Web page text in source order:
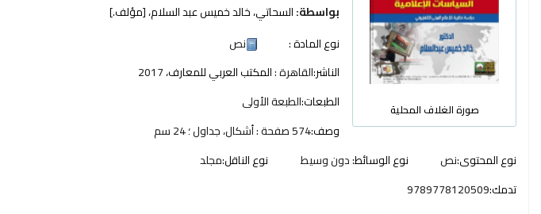
صورة الغلاف المحلية
بواسطة:السحاتي، خالد خميس عبد السلام،[مؤلف.]
نوع المادة :
نص
الناشر:القاهرة :المكتب العربي للمعارف،
الطبعات:الطبعة الأولى
وصف:574 صفحة : أشكال، جداول ؛ 24 سم
نوع المحتوى:نص نوع الوسائط:دون وسيط نوع الناقل:مجلد
تدمك:9789778120509